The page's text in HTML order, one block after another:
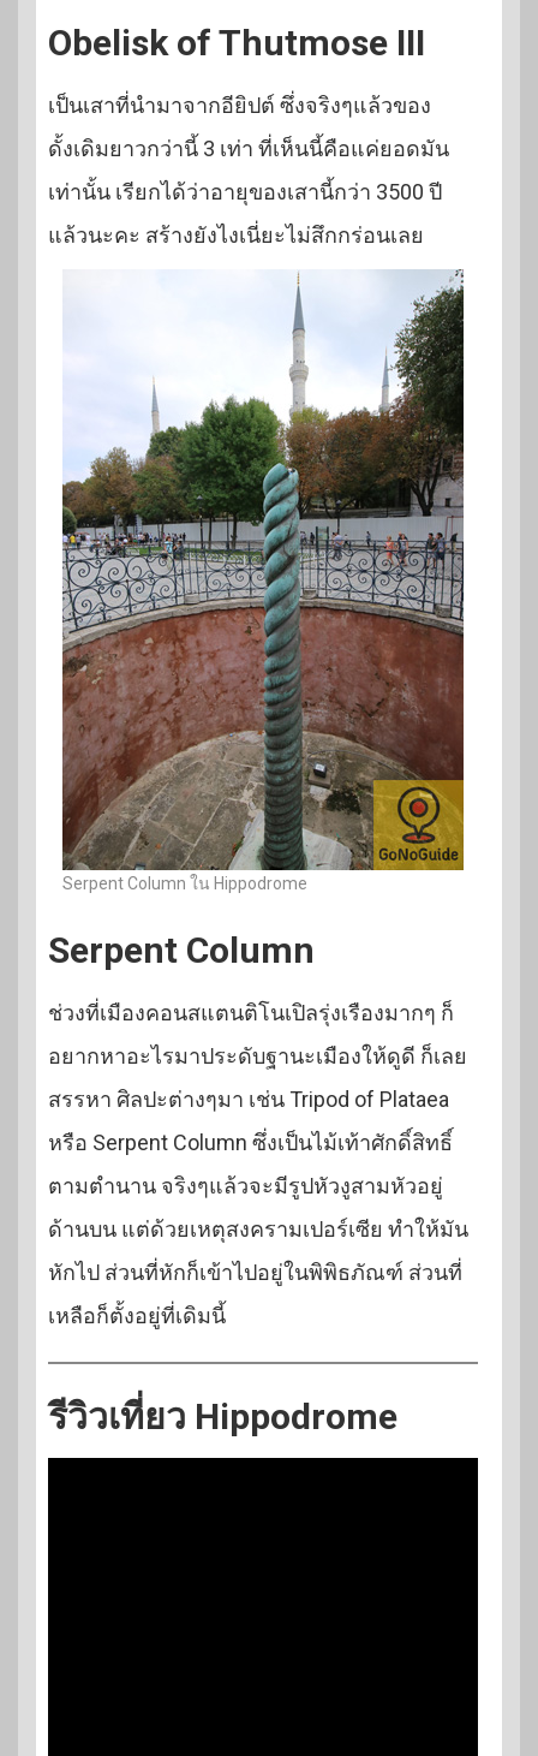
Obelisk of Thutmose III
เป็นเสาที่นำมาจากอียิปต์ ซึ่งจริงๆแล้วของ
ดั้งเดิมยาวกว่านี้ 3 เท่า ที่เห็นนี้คือแค่ยอดมัน
เท่านั้น เรียกได้ว่าอายุของเสานี้กว่า 3500 ปี
แล้วนะคะ สร้างยังไงเนี่ยะไม่สึกกร่อนเลย
Serpent Column ใน Hippodrome
Serpent Column
ช่วงที่เมืองคอนสแตนติโนเปิลรุ่งเรืองมากๆ ก็
อยากหาอะไรมาประดับฐานะเมืองให้ดูดี ก็เลย
สรรหา ศิลปะต่างๆมา เช่น Tripod of Plataea
หรือ Serpent Column ซึ่งเป็นไม้เท้าศักดิ์สิทธิ์
ตามตำนาน จริงๆแล้วจะมีรูปหัวงูสามหัวอยู่
ด้านบน แต่ด้วยเหตุสงครามเปอร์เซีย ทำให้มัน
หักไป ส่วนที่หักก็เข้าไปอยู่ในพิพิธภัณฑ์ ส่วนที่
เหลือก็ตั้งอยู่ที่เดิมนี้
รีวิวเที่ยว Hippodrome